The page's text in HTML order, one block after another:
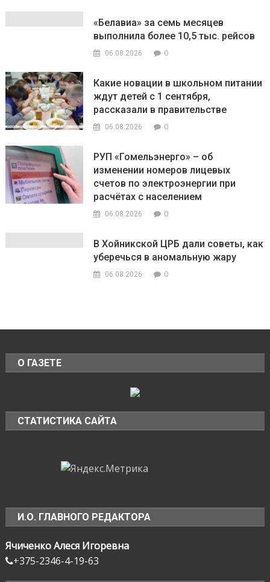
«Белавиа» за семь месяцев
выполнила более 10,5 тыс. рейсов
06.08.2026 0
Какие новации в школьном питании
ждут детей с 1 сентября,
рассказали в правительстве
06.08.2026 0
РУП «Гомельэнерго» – об
изменении номеров лицевых
счетов по электроэнергии при
расчётах с населением
06.08.2026 0
В Хойникской ЦРБ дали советы, как
уберечься в аномальную жару
06.08.2026 0
О ГАЗЕТЕ
СТАТИСТИКА САЙТА
И.О. ГЛАВНОГО РЕДАКТОРА
Ячиченко Алеся Игоревна
+375-2346-4-19-63